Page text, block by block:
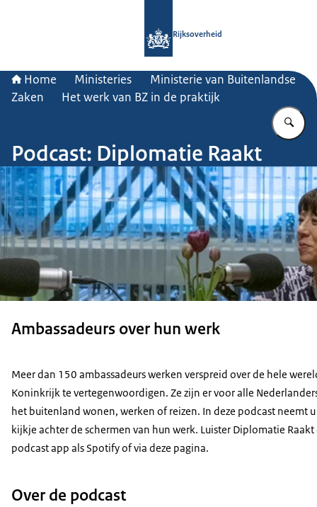
Rijksoverheid
Home Ministeries
Ministerie van Buitenlandse
Zaken
Het werk van BZ in de praktijk
Podcast: Diplomatie Raakt
Ambassadeurs over hun werk
Meer dan 150 ambassadeurs werken verspreid over de hele
Koninkrijk te vertegenwoordigen. Ze zijn er voor alle
het buitenland wonen, werken of reizen. In deze podcast neemt
kijkje achter de schermen van hun werk. Luister Diplomatie
podcast app als Spotify of via deze pagina.
Over de podcast